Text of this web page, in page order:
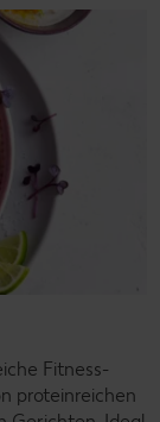
Fitness-
proteinreichen